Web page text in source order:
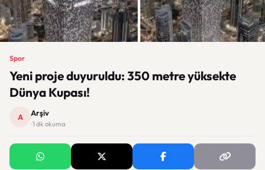
Spor
Yeni proje duyuruldu: 350 metre yüksekte
Dünya Kupası!
A Arşiv
· 1 dk okuma